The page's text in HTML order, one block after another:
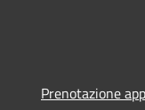
Prenotazione